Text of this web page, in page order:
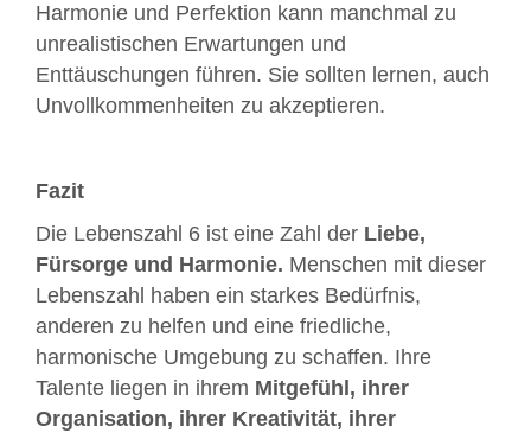
Harmonie und Perfektion kann manchmal zu
unrealistischen Erwartungen und
Enttäuschungen führen. Sie sollten lernen, auch
Unvollkommenheiten zu akzeptieren.
Fazit
Die Lebenszahl 6 ist eine Zahl der Liebe,
Fürsorge und Harmonie. Menschen mit dieser
Lebenszahl haben ein starkes Bedürfnis,
anderen zu helfen und eine friedliche,
harmonische Umgebung zu schaffen. Ihre
Talente liegen in ihrem Mitgefühl, ihrer
Organisation, ihrer Kreativität, ihrer